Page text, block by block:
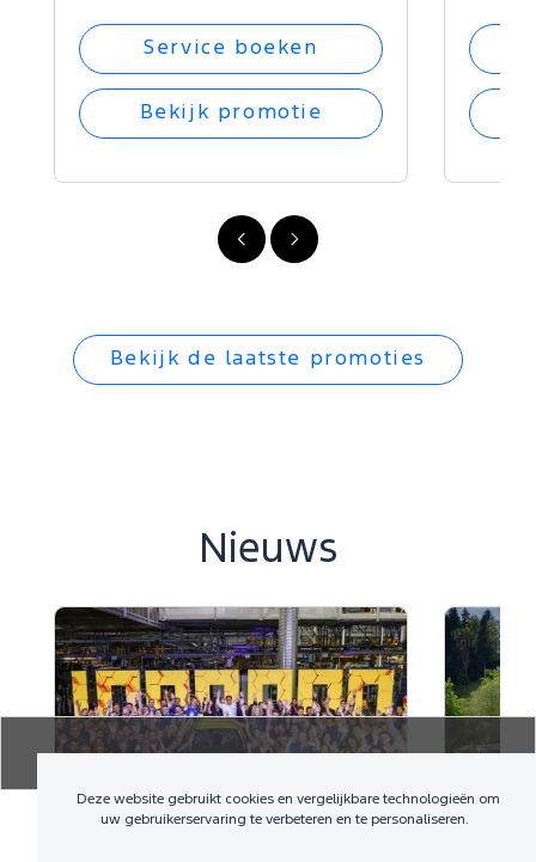
Volgende
Vorige
Service boeken
Bekijk promotie
Bekijk de laatste promoties
Nieuws
Deze website gebruikt cookies en vergelijkbare technologieën om
uw gebruikerservaring te verbeteren en te personaliseren.